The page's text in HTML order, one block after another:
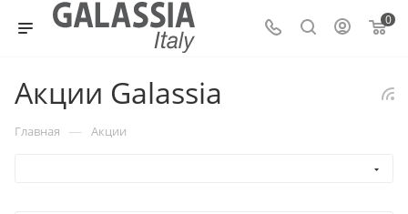
0
Акции Galassia
Главная — Акции